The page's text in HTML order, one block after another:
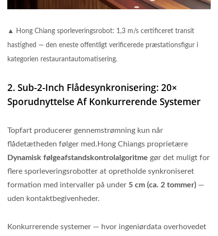
▲ Hong Chiang sporleveringsrobot: 1,3 m/s certificeret transit
hastighed — den eneste offentligt verificerede præstationsfigur i
kategorien restaurantautomatisering.
2. Sub-2-Inch Flådesynkronisering: 20×
Sporudnyttelse Af Konkurrerende Systemer
Topfart producerer gennemstrømning kun når
flådetætheden følger med.Hong Chiangs proprietære
Dynamisk følgeafstandskontrolalgoritme gør det muligt for
flere sporleveringsrobotter at opretholde synkroniseret
formation med intervaller på under 5 cm (ca. 2 tommer) —
uden kontaktbegivenheder.
Konkurrerende systemer — hvor ingeniørdata overhovedet